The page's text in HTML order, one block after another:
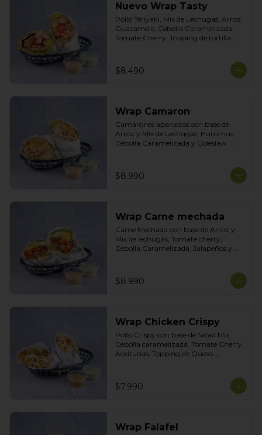
Nuevo Wrap Tasty
Pollo Teriyaki, Mix de Lechugas, Arroz,
Guacamole, Cebolla Caramelizada,
Tomate Cherry, Topping de tortilla
$8.490
Wrap Camaron
Camarones apanados con base de
Arroz y Mix de Lechugas, Hummus,
Cebolla Caramelizada y Coleslaw.
$8.990
Wrap Carne mechada
Carne Mechada con base de Arroz y
Mix de lechugas, Tomate cherry,
Cebolla Caramelizada, Jalapeños y
$8.990
Wrap Chicken Crispy
Pollo Crispy con base de Salad Mix,
Cebolla caramelizada, Tomate Cherry,
Aceitunas, Topping de Queso
$7.990
Wrap Falafel